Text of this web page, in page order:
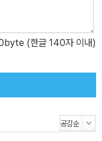
(한글 140자 이내)